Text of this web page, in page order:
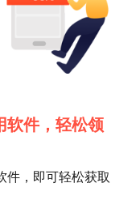
软件，轻松领
件，即可轻松获取